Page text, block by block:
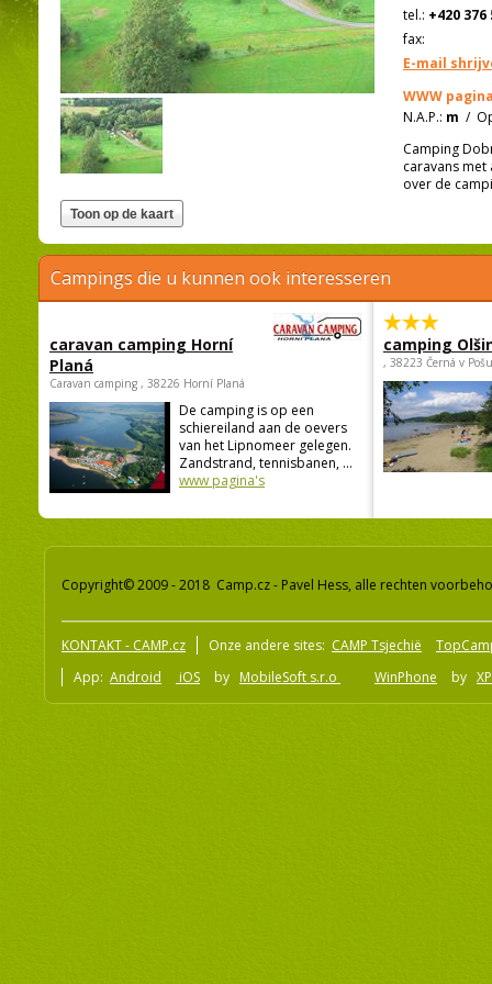
tel.: +420 376
fax:
E-mail
WWW
N.A.P.: m /
Camping
caravans
over de
Campings die u kunnen ook interesseren
caravan camping Horní
Planá
Caravan camping , 38226 Horní Planá
De camping is op een
schiereiland aan de oevers
van het Lipnomeer gelegen.
Zandstrand, tennisbanen, ...
www pagina's
camping
, 38223 Černá v
Copyright© 2009 - 2018 Camp.cz - Pavel Hess, alle rechten
KONTAKT - CAMP.cz Onze andere sites: CAMP Tsjechië
App: Android iOS by MobileSoft s.r.o WinPhone by